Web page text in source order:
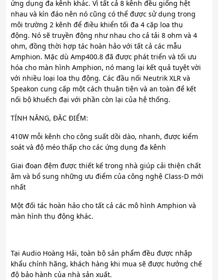
ứng dụng đa kênh khác. Vì tất cả 8 kênh đều giống hệt
nhau và kín đáo nên nó cũng có thể được sử dụng trong
môi trường 2 kênh để điều khiển tối đa 4 cặp loa thụ
động. Nó sẽ truyền động như nhau cho cả tải 8 ohm và 4
ohm, đồng thời hợp tác hoàn hảo với tất cả các mẫu
Amphion. Mặc dù Amp400.8 đã được phát triển và tối ưu
hóa cho màn hình Amphion, nó mang lại kết quả tuyệt vời
với nhiều loại loa thụ động. Các đầu nối Neutrik XLR và
Speakon cung cấp một cách thuận tiện và an toàn để kết
nối bộ khuếch đại với phần còn lại của hệ thống.
TÍNH NĂNG, ĐẶC ĐIỂM:
410W mỗi kênh cho công suất dồi dào, nhanh, được kiểm
soát và độ méo thấp cho các ứng dụng đa kênh
Giai đoạn đệm được thiết kế trong nhà giúp cải thiện chất
âm và bổ sung những ưu điểm của công nghệ Class-D mới
nhất
Một đối tác hoàn hảo cho tất cả các mô hình Amphion và
màn hình thụ động khác.
Tại Audio Hoàng Hải, toàn bộ sản phẩm đều được nhập
khẩu chính hãng, khách hàng khi mua sẽ được hưởng chế
độ bảo hành của nhà sản xuất.